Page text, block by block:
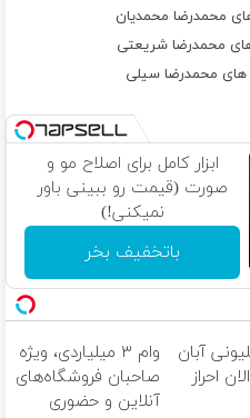
محمدرضا محمدیان
محمدرضا شریعتی
های محمدرضا سیلی
ابزار کامل برای اصلاح مو و
صورت (قیمت رو ببینی باور
نمیکنی!)
باتخفیف بخر
میلیونی آبان
احراز
وام ۳ میلیاردی، ویژه
صاحبان فروشگاه‌های
آنلاین و حضوری